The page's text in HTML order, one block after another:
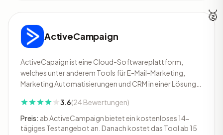
🥈
ActiveCampaign
ActiveCapaign ist eine Cloud-Softwareplattform,
welches unter anderem Tools für E-Mail-Marketing,
Marketing Automatisierungen und CRM in einer Lösung
Kontaktaufnahme und Interaktion durch präzises
Targeting, pflegt die Beziehung zu den Zielgruppen und
hilf
3.6(24 Bewertungen)
Preis: ab ActiveCampaign bietet ein kostenloses 14-
tägiges Testangebot an. Danach kostet das Tool ab 15